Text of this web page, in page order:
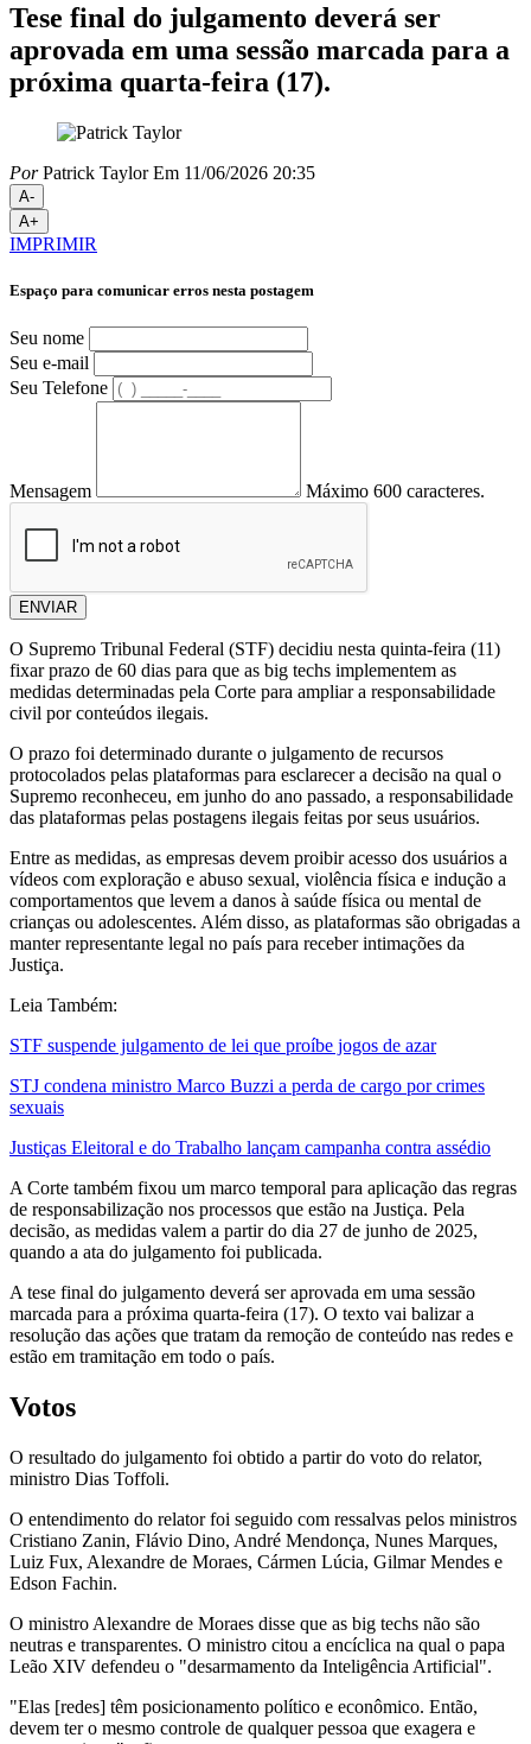
Tese final do julgamento deverá ser
aprovada em uma sessão marcada para a
próxima quarta-feira (17).
PorPatrick Taylor Em 11/06/2026 20:35
A-
A+
IMPRIMIR
Espaço para comunicar erros nesta postagem
Seu nome
Seu e-mail
Seu Telefone
Mensagem Máximo 600 caracteres.
ENVIAR
O Supremo Tribunal Federal (STF) decidiu nesta quinta-feira (11)
fixar prazo de 60 dias para que as big techs implementem as
medidas determinadas pela Corte para ampliar a responsabilidade
civil por conteúdos ilegais.
O prazo foi determinado durante o julgamento de recursos
protocolados pelas plataformas para esclarecer a decisão na qual o
Supremo reconheceu, em junho do ano passado, a responsabilidade
das plataformas pelas postagens ilegais feitas por seus usuários.
Entre as medidas, as empresas devem proibir acesso dos usuários a
vídeos com exploração e abuso sexual, violência física e indução a
comportamentos que levem a danos à saúde física ou mental de
crianças ou adolescentes. Além disso, as plataformas são obrigadas a
manter representante legal no país para receber intimações da
Justiça.
Leia Também:
STF suspende julgamento de lei que proíbe jogos de azar
STJ condena ministro Marco Buzzi a perda de cargo por crimes
sexuais
Justiças Eleitoral e do Trabalho lançam campanha contra assédio
A Corte também fixou um marco temporal para aplicação das regras
de responsabilização nos processos que estão na Justiça. Pela
decisão, as medidas valem a partir do dia 27 de junho de 2025,
quando a ata do julgamento foi publicada.
A tese final do julgamento deverá ser aprovada em uma sessão
marcada para a próxima quarta-feira (17). O texto vai balizar a
resolução das ações que tratam da remoção de conteúdo nas redes e
estão em tramitação em todo o país.
Votos
O resultado do julgamento foi obtido a partir do voto do relator,
ministro Dias Toffoli.
O entendimento do relator foi seguido com ressalvas pelos ministros
Cristiano Zanin, Flávio Dino, André Mendonça, Nunes Marques,
Luiz Fux, Alexandre de Moraes, Cármen Lúcia, Gilmar Mendes e
Edson Fachin.
O ministro Alexandre de Moraes disse que as big techs não são
neutras e transparentes. O ministro citou a encíclica na qual o papa
Leão XIV defendeu o "desarmamento da Inteligência Artificial".
"Elas [redes] têm posicionamento político e econômico. Então,
devem ter o mesmo controle de qualquer pessoa que exagera e